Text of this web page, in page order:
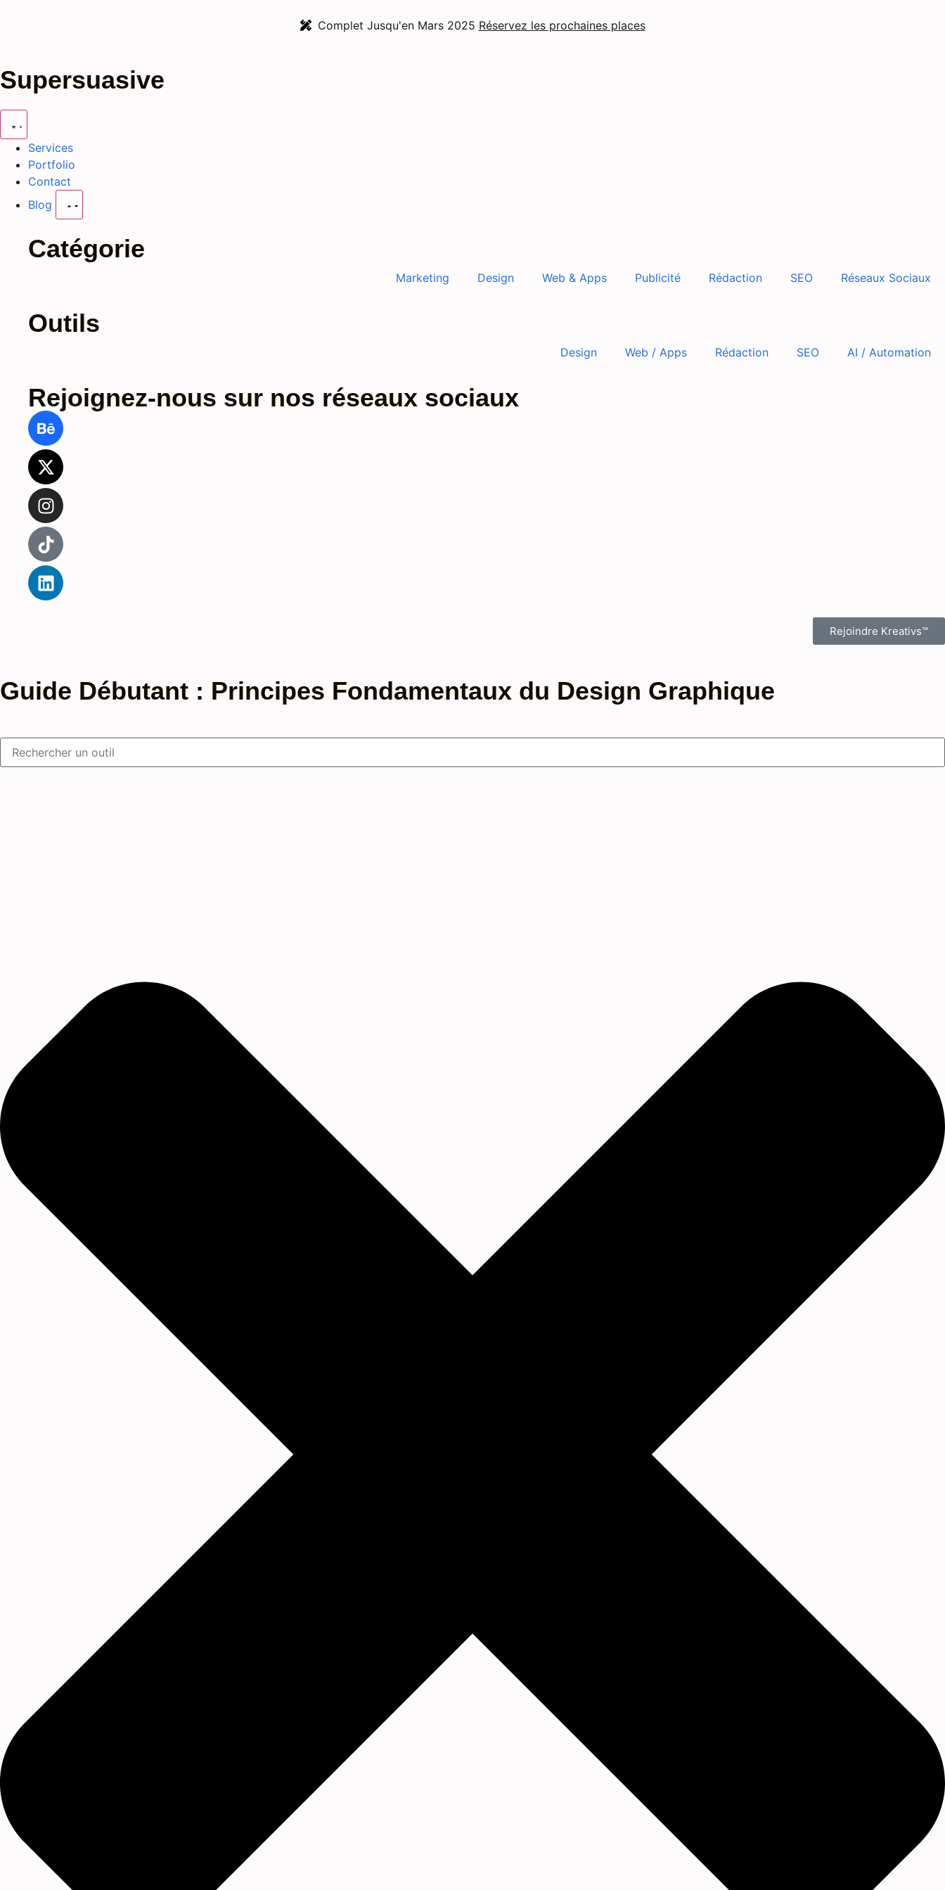
Complet Jusqu'en Mars 2025 Réservez les prochaines places
Supersuasive
Services
Portfolio
Contact
Blog
Catégorie
Marketing Design Web & Apps Publicité Rédaction SEO Réseaux Sociaux
Outils
Design Web / Apps Rédaction SEO AI / Automation
Rejoignez-nous sur nos réseaux sociaux
Rejoindre Kreativs™
Guide Débutant : Principes Fondamentaux du Design Graphique